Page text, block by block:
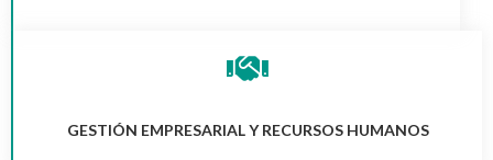
GESTIÓN EMPRESARIAL Y RECURSOS HUMANOS